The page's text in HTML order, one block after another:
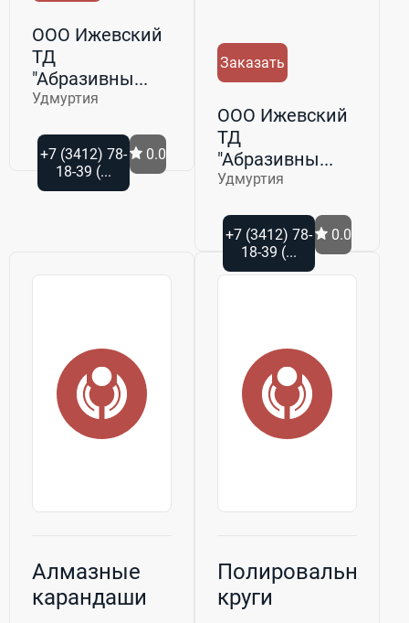
ООО Ижевский
ТД
"Абразивны...
Удмуртия
+7 (3412) 78-
18-39 (...
0.0
Заказать
ООО Ижевский
ТД
"Абразивны...
Удмуртия
+7 (3412) 78-
18-39 (...
0.0
Алмазные
карандаши
Полировальные
круги